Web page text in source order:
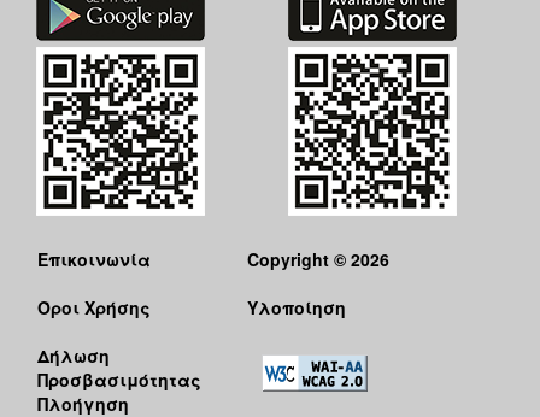
Επικοινωνία
Όροι Χρήσης
Δήλωση
Προσβασιμότητας
Πλοήγηση
Copyright © 2026
Υλοποίηση